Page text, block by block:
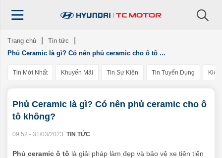
Trang chủ
Tin tức
Phủ Ceramic là gì? Có nên phủ ceramic cho ô tô ...
Tin Mới Nhất Khuyến Mãi Tin Sự Kiện Tin Tuyển Dụng
Phủ Ceramic là gì? Có nên phủ ceramic cho ô
tô không?
09:52 - 31/03/2023 TIN TỨC
Phủ ceramic ô tô là giải pháp làm đẹp và bảo vệ xe tiên tiến